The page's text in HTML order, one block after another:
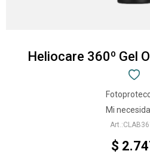
Heliocare 360º Gel
Mi
$